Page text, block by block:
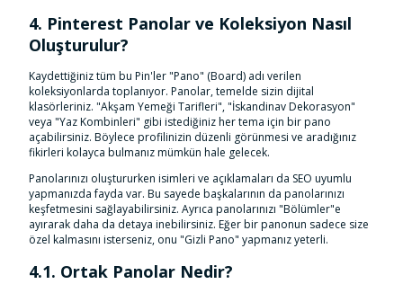
4. Pinterest Panolar ve Koleksiyon Nasıl
Oluşturulur?
Kaydettiğiniz tüm bu Pin'ler "Pano" (Board) adı verilen
koleksiyonlarda toplanıyor. Panolar, temelde sizin dijital
klasörleriniz. "Akşam Yemeği Tarifleri", "İskandinav Dekorasyon"
veya "Yaz Kombinleri" gibi istediğiniz her tema için bir pano
açabilirsiniz. Böylece profilinizin düzenli görünmesi ve aradığınız
fikirleri kolayca bulmanız mümkün hale gelecek.
Panolarınızı oluştururken isimleri ve açıklamaları da SEO uyumlu
yapmanızda fayda var. Bu sayede başkalarının da panolarınızı
keşfetmesini sağlayabilirsiniz. Ayrıca panolarınızı "Bölümler"e
ayırarak daha da detaya inebilirsiniz. Eğer bir panonun sadece size
özel kalmasını isterseniz, onu "Gizli Pano" yapmanız yeterli.
4.1. Ortak Panolar Nedir?